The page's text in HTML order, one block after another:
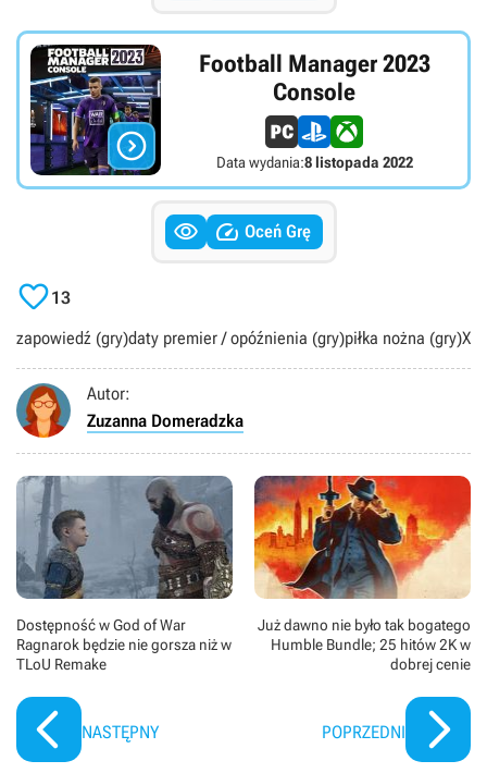

Football Manager 2023
Console
Data wydania:8 listopada 2022
  Oceń Grę
13
zapowiedź (gry)daty premier / opóźnienia (gry)piłka nożna (gry)
Autor:
Zuzanna Domeradzka
Dostępność w God of War
Ragnarok będzie nie gorsza niż w
TLoU Remake
NASTĘPNY
Już dawno nie było tak bogatego
Humble Bundle; 25 hitów 2K w
dobrej cenie
POPRZEDNI